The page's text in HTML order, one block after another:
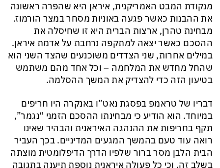
מנקודת המבט האמריקנית, איראן היא שהפרה ראשונה
את ההבנות כאשר פגעה באוניות מסחר במצר הורמוז.
מבחינת טהרן, ארצות הברית היא זו שחיסלה את
ההסכם כאשר יצאה למתקפה נרחבת על אדמת איראן.
במילים אחרות, שני הצדדים משוכנעים שהצד השני הוא
שהחל מחדש את המלחמה – וכל אחד מהם משתמש
בטיעון הזה כדי להצדיק את המשך ההסלמה.
דבריו של טראמפ בפסגת נאט”ו באנקרה היו חריפים
במיוחד. הוא הודיע כי מבחינתו ההסכם הזמני “נגמר”,
תקף בחריפות את ההנהגה האיראנית והבהיר שאינו
רואה עוד טעם בהמשך המגעים המדיניים. בכך העביר
הבית הלבן מסר ברור שלפיו הדרך הדיפלומטית מוצתה
בשלב זה, וכי כל פעולה איראנית נוספת תיענה בתגובה